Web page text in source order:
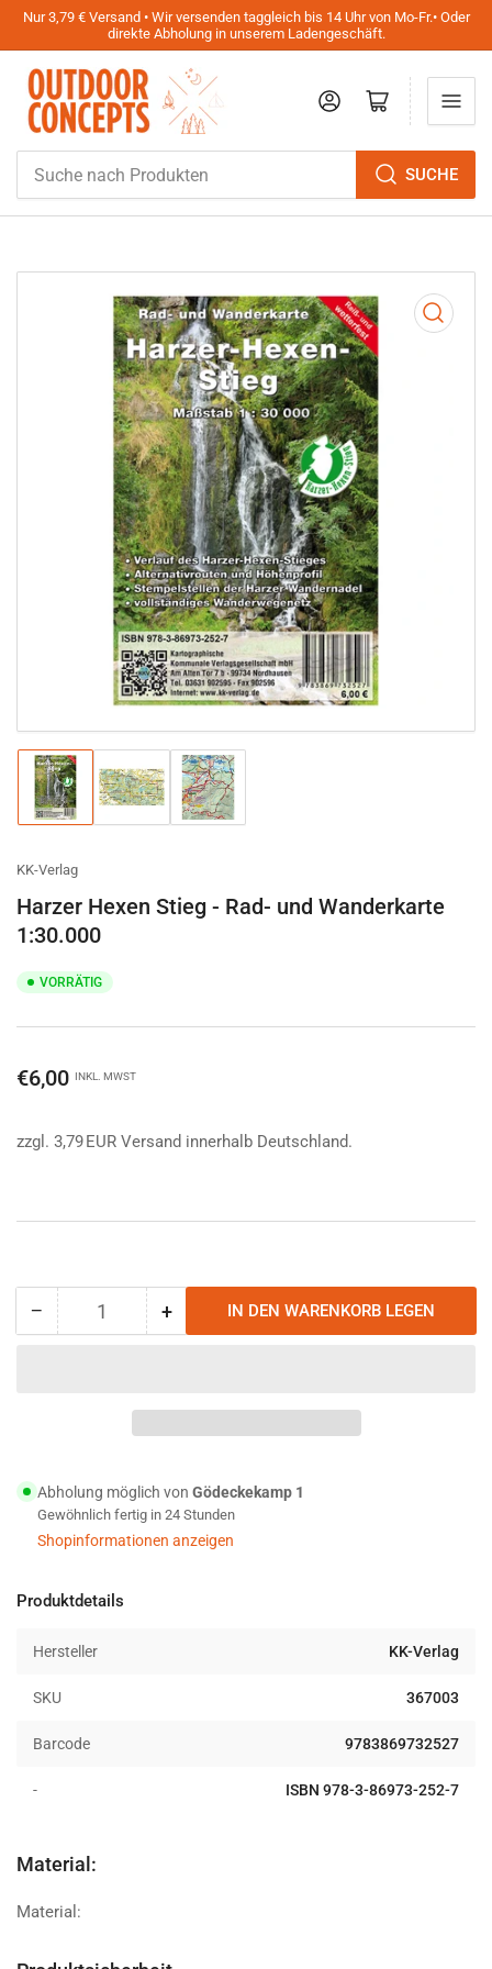
Nur 3,79 € Versand • Wir versenden taggleich bis 14 Uhr von Mo-Fr.• Oder
direkte Abholung in unserem Ladengeschäft.
nach
Produkten
SUCHE
AnmeldenMini-Warenkorb öffnen
Medien
1
in
Modal
öffnen
Bild
in
Galerieansicht
laden
Bild
in
Galerieansicht
Bild
in
Galerieansicht
KK-Verlag
Harzer Hexen Stieg - Rad- und Wanderkarte
1:30.000
VORRÄTIG
Normaler
€6,00 INKL. MWST
zzgl. 3,79 EUR Versand innerhalb Deutschland.
− Menge
Rad-
und
Wanderkarte
1:30.000
Anzahl +Menge
Hexen
Stieg
Rad-
und
Wanderkarte
1:30.000
IN DEN WARENKORB LEGEN
Abholung möglich von Gödeckekamp 1
Gewöhnlich fertig in 24 Stunden
Shopinformationen anzeigen
Produktdetails
Hersteller KK-Verlag
SKU 367003
Barcode 9783869732527
- ISBN 978-3-86973-252-7
Material:
Material: